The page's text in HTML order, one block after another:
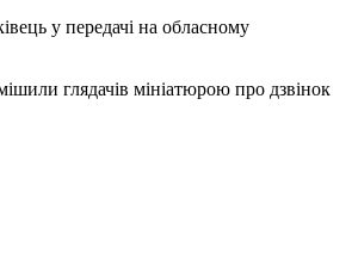
у передачі на обласному
глядачів мініатюрою про дзвінок